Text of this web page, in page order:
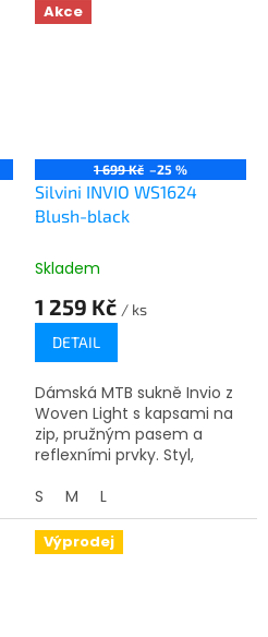
Akce
1 699 Kč –25 %
Silvini INVIO WS1624
Blush-black
Skladem
1 259 Kč / ks
DETAIL
Dámská MTB sukně Invio z
Woven Light s kapsami na
zip, pružným pasem a
reflexními prvky. Styl,
horské cyklistky.
S M L
Výprodej